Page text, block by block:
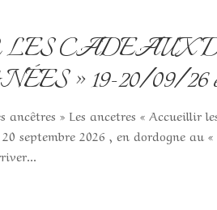
CADEAUX
» 19-20/09/26
ancêtres » Les ancetres « Accueillir
septembre 2026 , en dordogne au